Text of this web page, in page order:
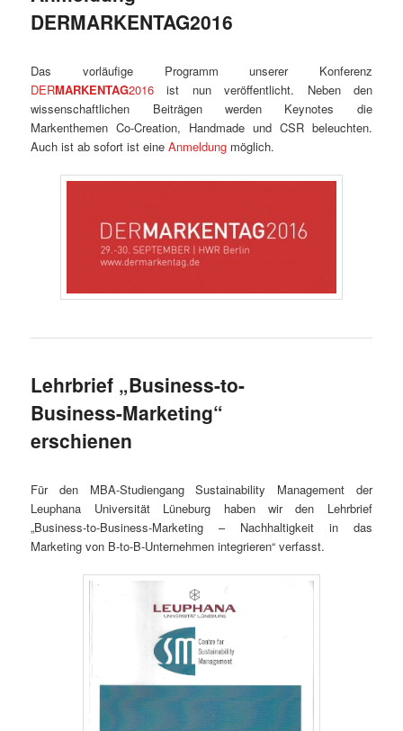
DERMARKENTAG2016
Das vorläufige Programm unserer Konferenz
DERMARKENTAG2016 ist nun veröffentlicht. Neben den
wissenschaftlichen Beiträgen werden Keynotes die
Markenthemen Co-Creation, Handmade und CSR beleuchten.
Auch ist ab sofort ist eineAnmeldung möglich.
Lehrbrief „Business-to-
Business-Marketing“
erschienen
Für den MBA-Studiengang Sustainability Management der
Leuphana Universität Lüneburg haben wir den Lehrbrief
„Business-to-Business-Marketing – Nachhaltigkeit in das
Marketing von B-to-B-Unternehmen integrieren“ verfasst.